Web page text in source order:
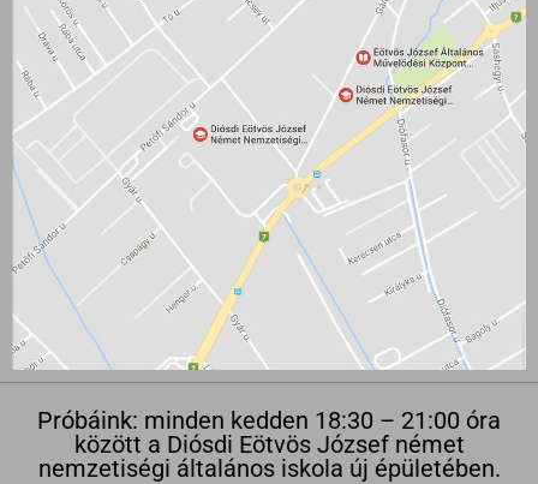
Próbáink: minden kedden 18:30 – 21:00 óra
között a Diósdi Eötvös József német
nemzetiségi általános iskola új épületében.